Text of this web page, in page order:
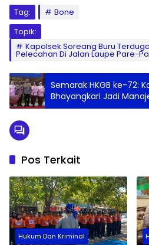
Tag:
Bone
Topik:
Kapolsek Soreang Buru
Pelecahan Di Jalan Laupe Pare-
Semarak HKGB ke-72:
Bhayangkari Jadi
Panutan
Pos Terkait
Hukum Dan Kriminal